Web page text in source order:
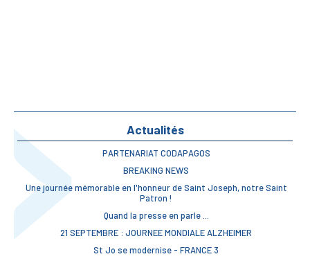
Actualités
PARTENARIAT CODAPAGOS
BREAKING NEWS
Une journée mémorable en l'honneur de Saint Joseph, notre Saint
Patron !
Quand la presse en parle ...
21 SEPTEMBRE : JOURNEE MONDIALE ALZHEIMER
St Jo se modernise - FRANCE 3